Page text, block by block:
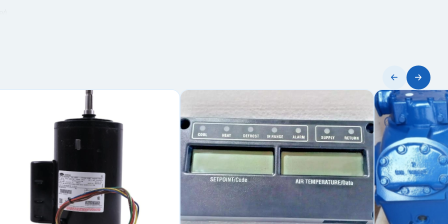
питания, замена одной клавиатуры проблему не решит.
реакция на команды.
дефекты панели.
узле кнопочной станции/шлейфа.
66669-04» в Кирове в компании 20РЕФ.
и фото вашей текущей клавиатуры (крепление + разъём).
и Micro-Link 3?
совпадения 79-66669-04?